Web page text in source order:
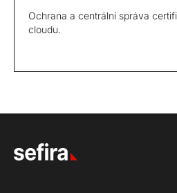
Ochrana a centrální správa
cloudu.